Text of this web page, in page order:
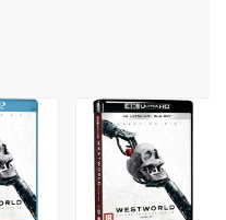
쇄 면이 깨끗하지 않은 경우가
이상이 있는 경우에는 불량으
량 확인을 위해 개봉 시의 동영
는 기염을 토했다. 그는 현
독으로 손꼽히고 있다. J.J.